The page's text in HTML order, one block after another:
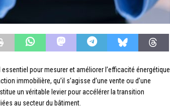
pour mesurer et améliorer l’efficacité énergétique
immobilière, qu’il s’agisse d’une vente ou d’une
un véritable levier pour accélérer la transition
au secteur du bâtiment.